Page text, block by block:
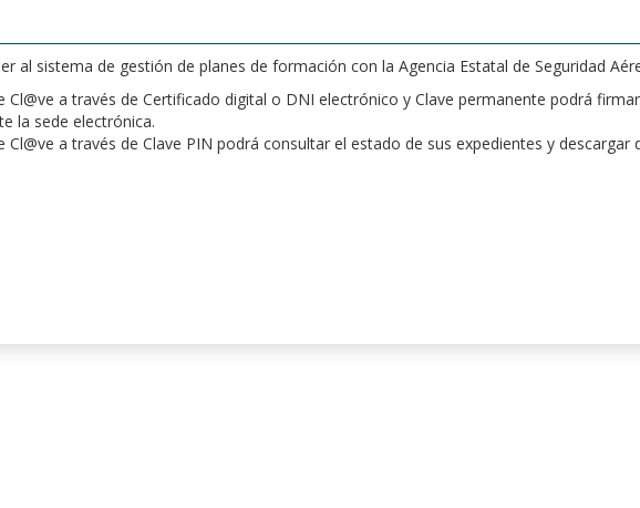
al sistema de gestión de planes de formación con la Agencia Estatal de Seguridad
Cl@ve a través de Certificado digital o DNI electrónico y Clave permanente podrá
la sede electrónica.
Cl@ve a través de Clave PIN podrá consultar el estado de sus expedientes y descargar